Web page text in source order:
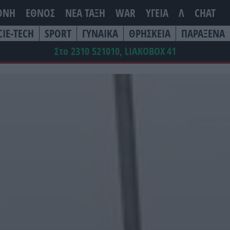
ΕΘΝΟΣ ΝΕΑ ΤΆΞΗ WAR ΥΓΕΙΑ Λ
CHAT
TECH SPORT ΓΥΝΑΙΚΑ ΘΡΗΣΚΕΙΑ ΠΑΡΑΞΕΝΑ
Στο 2310 521010, LIAKOBOX41